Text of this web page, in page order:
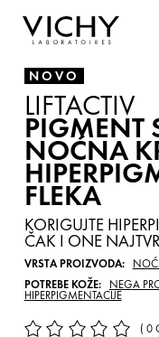
NOVO
LIFTACTIV
PIGMENT
NOĆNA
FLEKA
KORIGUJTE
ČAK I ONE
VRSTA PROIZVODA:
POTREBE KOŽE:
NEGA
HIPERPIGMENTACIJE
( 0